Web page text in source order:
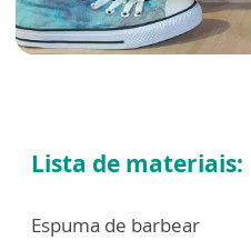
Lista de materiais:
Espuma de barbear